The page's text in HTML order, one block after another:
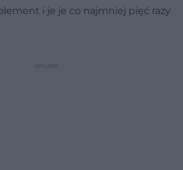
i je je co najmniej pięć razy